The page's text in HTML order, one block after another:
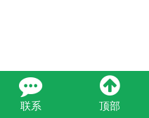
联系 顶部